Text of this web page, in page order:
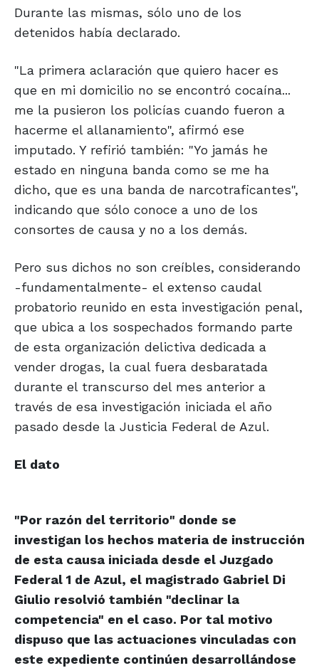
Durante las mismas, sólo uno de los
detenidos había declarado.
"La primera aclaración que quiero hacer es
que en mi domicilio no se encontró cocaína...
me la pusieron los policías cuando fueron a
hacerme el allanamiento", afirmó ese
imputado. Y refirió también: "Yo jamás he
estado en ninguna banda como se me ha
dicho, que es una banda de narcotraficantes",
indicando que sólo conoce a uno de los
consortes de causa y no a los demás.
Pero sus dichos no son creíbles, considerando
-fundamentalmente- el extenso caudal
probatorio reunido en esta investigación penal,
que ubica a los sospechados formando parte
de esta organización delictiva dedicada a
vender drogas, la cual fuera desbaratada
durante el transcurso del mes anterior a
través de esa investigación iniciada el año
pasado desde la Justicia Federal de Azul.
El dato
"Por razón del territorio" donde se
investigan los hechos materia de instrucción
de esta causa iniciada desde el Juzgado
Federal 1 de Azul, el magistrado Gabriel Di
Giulio resolvió también "declinar la
competencia" en el caso. Por tal motivo
dispuso que las actuaciones vinculadas con
este expediente continúen desarrollándose